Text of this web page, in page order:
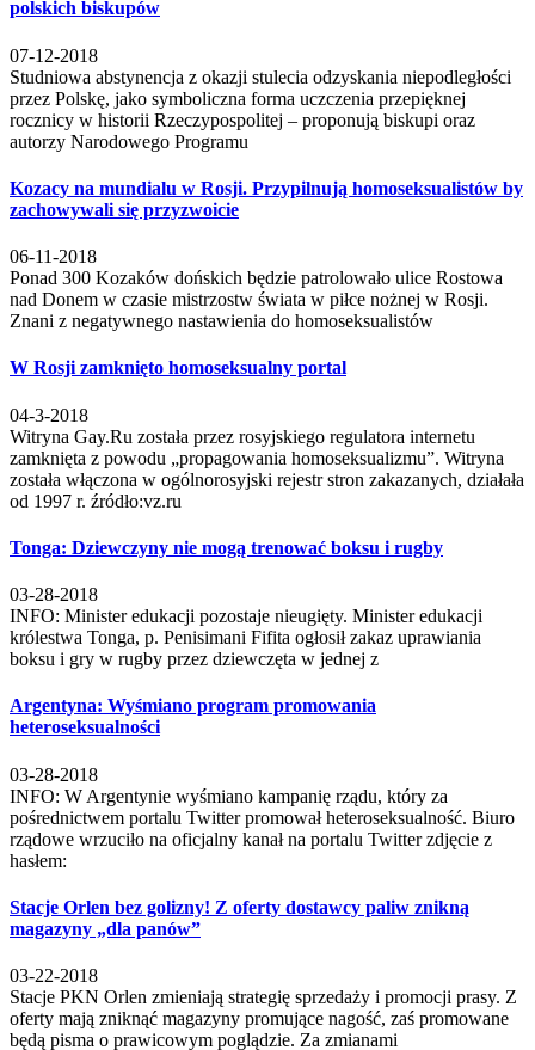
polskich biskupów
07-12-2018
Studniowa abstynencja z okazji stulecia odzyskania niepodległości
przez Polskę, jako symboliczna forma uczczenia przepięknej
rocznicy w historii Rzeczypospolitej – proponują biskupi oraz
autorzy Narodowego Programu
Kozacy na mundialu w Rosji. Przypilnują homoseksualistów by
zachowywali się przyzwoicie
06-11-2018
Ponad 300 Kozaków dońskich będzie patrolowało ulice Rostowa
nad Donem w czasie mistrzostw świata w piłce nożnej w Rosji.
Znani z negatywnego nastawienia do homoseksualistów
W Rosji zamknięto homoseksualny portal
04-3-2018
Witryna Gay.Ru została przez rosyjskiego regulatora internetu
zamknięta z powodu „propagowania homoseksualizmu”. Witryna
została włączona w ogólnorosyjski rejestr stron zakazanych, działała
od 1997 r. źródło:vz.ru
Tonga: Dziewczyny nie mogą trenować boksu i rugby
03-28-2018
INFO: Minister edukacji pozostaje nieugięty. Minister edukacji
królestwa Tonga, p. Penisimani Fifita ogłosił zakaz uprawiania
boksu i gry w rugby przez dziewczęta w jednej z
Argentyna: Wyśmiano program promowania
heteroseksualności
03-28-2018
INFO: W Argentynie wyśmiano kampanię rządu, który za
pośrednictwem portalu Twitter promował heteroseksualność. Biuro
rządowe wrzuciło na oficjalny kanał na portalu Twitter zdjęcie z
hasłem:
Stacje Orlen bez golizny! Z oferty dostawcy paliw znikną
magazyny „dla panów”
03-22-2018
Stacje PKN Orlen zmieniają strategię sprzedaży i promocji prasy. Z
oferty mają zniknąć magazyny promujące nagość, zaś promowane
będą pisma o prawicowym poglądzie. Za zmianami